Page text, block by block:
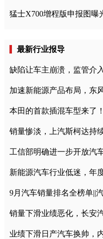
猛士X700增程版申报图曝
最新行业报导
缺陷让车主崩溃，监管介
加速新能源产品布局，东
本田的首款插混车型来了
销量惨淡，上汽斯柯达持
工信部明确进一步开放汽
新能源汽车行业低迷，年
9月汽车销量排名全榜单||
销量下滑业绩恶化，长安
业绩下滑日产汽车换帅，